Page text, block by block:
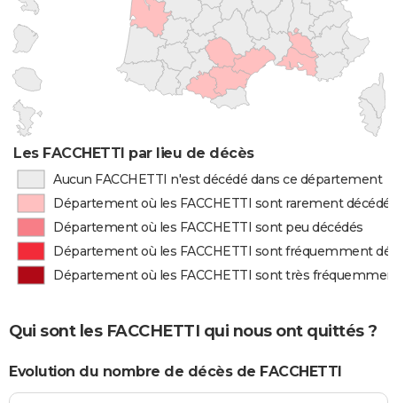
Les FACCHETTI par lieu de décès
Aucun FACCHETTI n'est décédé dans ce département
Département où les FACCHETTI sont rarement décédés
Département où les FACCHETTI sont peu décédés
Département où les FACCHETTI sont fréquemment
Département où les FACCHETTI sont très
Qui sont les FACCHETTI qui nous ont quittés ?
Evolution du nombre de décès de FACCHETTI